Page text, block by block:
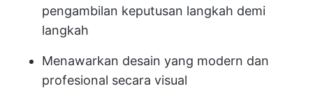
pengambilan keputusan langkah demi
langkah
Menawarkan desain yang modern dan
profesional secara visual